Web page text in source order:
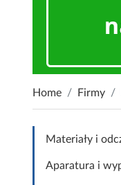
Home Firmy
Materiały i
Aparatura i